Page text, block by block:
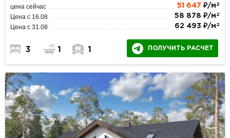
цена сейчас 51 647 ₽/м 2
Цена с 16.08 58 878 ₽/м 2
Цена с 31.08 62 493 ₽/м 2
3 1 1 ПОЛУЧИТЬ РАСЧЕТ